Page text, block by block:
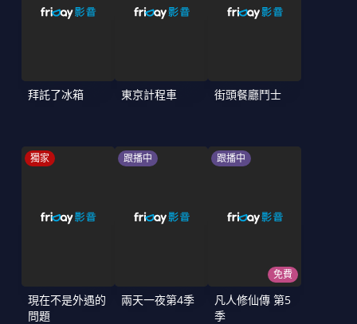
拜託了冰箱 東京計程車 街頭餐廳鬥士
獨家
現在不是外遇的
問題
跟播中
兩天一夜第4季
跟播中
免費
凡人修仙傳 第5
季